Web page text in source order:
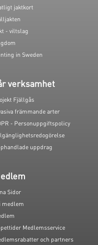
jaktkort
- viltslag
in Sweden
verksamhet
Fjällgås
främmande arter
- Personuppgiftspolicy
uppdrag
Sidor
medlem
Medlemsservice
och partners